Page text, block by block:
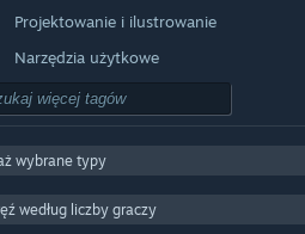
Projektowanie i ilustrowanie
Narzędzia użytkowe
Free to Play
MMO
Niezależne
wybrane typy
według liczby graczy